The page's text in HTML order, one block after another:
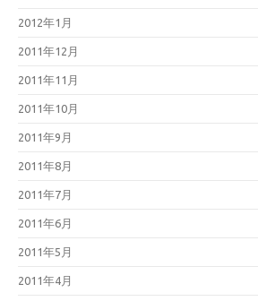
2012年1月
2011年12月
2011年11月
2011年10月
2011年9月
2011年8月
2011年7月
2011年6月
2011年5月
2011年4月